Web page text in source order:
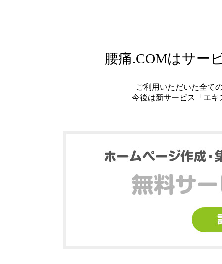
腰痛.COMはサー
ご利用いただいた全て
今後は新サービス「エ